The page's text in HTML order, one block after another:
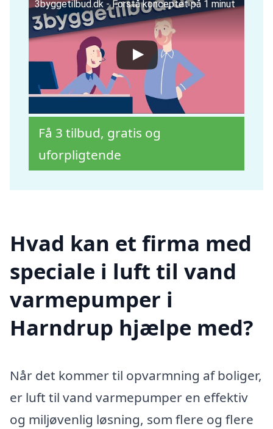
3byggetilbud.dk - Forstå konceptet på 1 minut
Få 3 tilbud, gratis og
uforpligtende
Hvad kan et firma med
speciale i luft til vand
varmepumper i
Harndrup hjælpe med?
Når det kommer til opvarmning af boliger,
er luft til vand varmepumper en effektiv
og miljøvenlig løsning, som flere og flere